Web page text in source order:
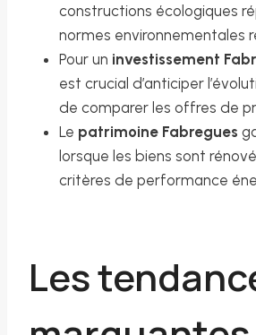
constructions écologiques
normes environnementales
Pour un investissement
est crucial d’anticiper
de comparer les offres de
Le patrimoine Fabregues
lorsque les biens sont
critères de performance
Les